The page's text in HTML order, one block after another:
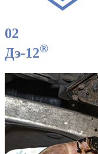
02
Дэ-12®